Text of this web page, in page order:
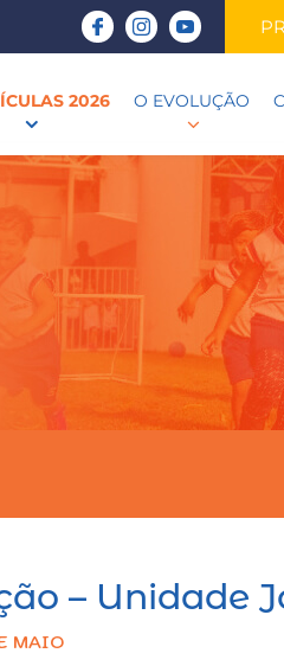
2026 O EVOLUÇÃO
– Unidade
MAIO